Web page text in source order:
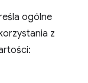
ogólne
z